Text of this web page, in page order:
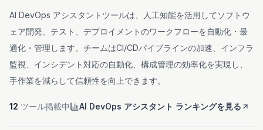
AI DevOps アシスタントツールは、人工知能を活用してソフトウ
ェア開発、テスト、デプロイメントのワークフローを自動化・最
適化・管理します。チームはCI/CDパイプラインの加速、インフラ
監視、インシデント対応の自動化、構成管理の効率化を実現し、
手作業を減らして信頼性を向上できます。
12 ツール掲載中 AI DevOps アシスタント ランキングを見る